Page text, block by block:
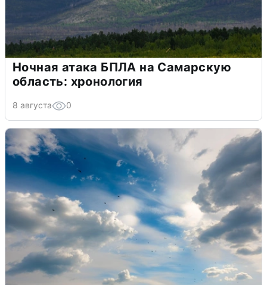
Ночная атака БПЛА на Самарскую
область: хронология
8 августа 0